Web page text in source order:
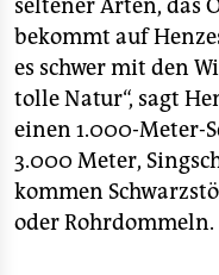
seltener Arten, das
bekommt auf
es schwer mit den
tolle Natur“, sagt
einen 1.000-Meter-
3.000 Meter,
kommen
oder Rohrdommeln.